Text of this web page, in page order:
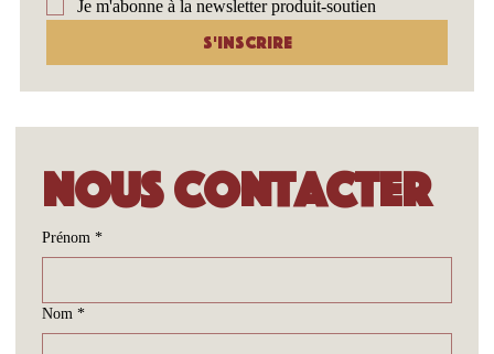
Je m'abonne à la newsletter produit-soutien
S'inscrire
Nous contacter
Prénom *
Nom *